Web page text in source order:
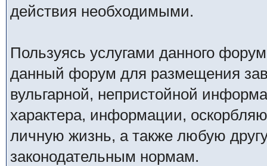
действия необходимыми.
Пользуясь услугами данного
данный форум для размещения
вульгарной, непристойной
характера, информации,
личную жизнь, а также любую
законодательным нормам.